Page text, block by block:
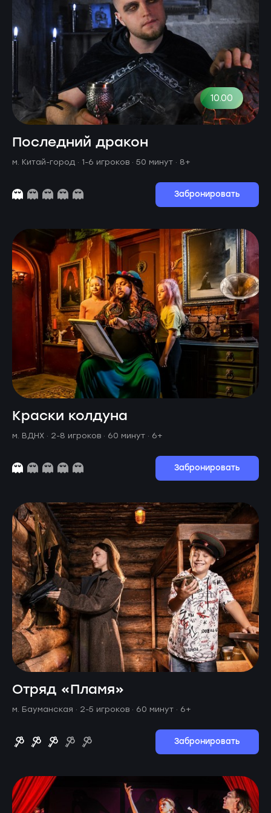
10.00
Последний дракон
м. Китай-город · 1-6 игроков · 50 минут · 8+
Забронировать
Краски колдуна
м. ВДНХ · 2-8 игроков · 60 минут · 6+
Забронировать
Отряд «Пламя»
м. Бауманская · 2-5 игроков · 60 минут · 6+
Забронировать